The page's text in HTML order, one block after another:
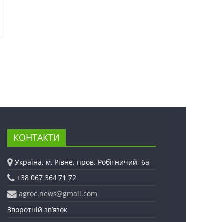
КОНТАКТИ
Україна, м. Рівне, пров. Робітничий, 6а
+38 067 364 71 72
agroc.news@gmail.com
Зворотній зв’язок